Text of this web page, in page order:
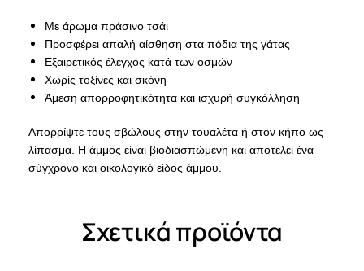
Με άρωμα πράσινο τσάι
Προσφέρει απαλή αίσθηση στα πόδια της γάτας
Εξαιρετικός έλεγχος κατά των οσμών
Χωρίς τοξίνες και σκόνη
Άμεση απορροφητικότητα και ισχυρή συγκόλληση
Απορρίψτε τους σβώλους στην τουαλέτα ή στον κήπο ως
λίπασμα. Η άμμος είναι βιοδιασπώμενη και αποτελεί ένα
σύγχρονο και οικολογικό είδος άμμου.
Σχετικά προϊόντα